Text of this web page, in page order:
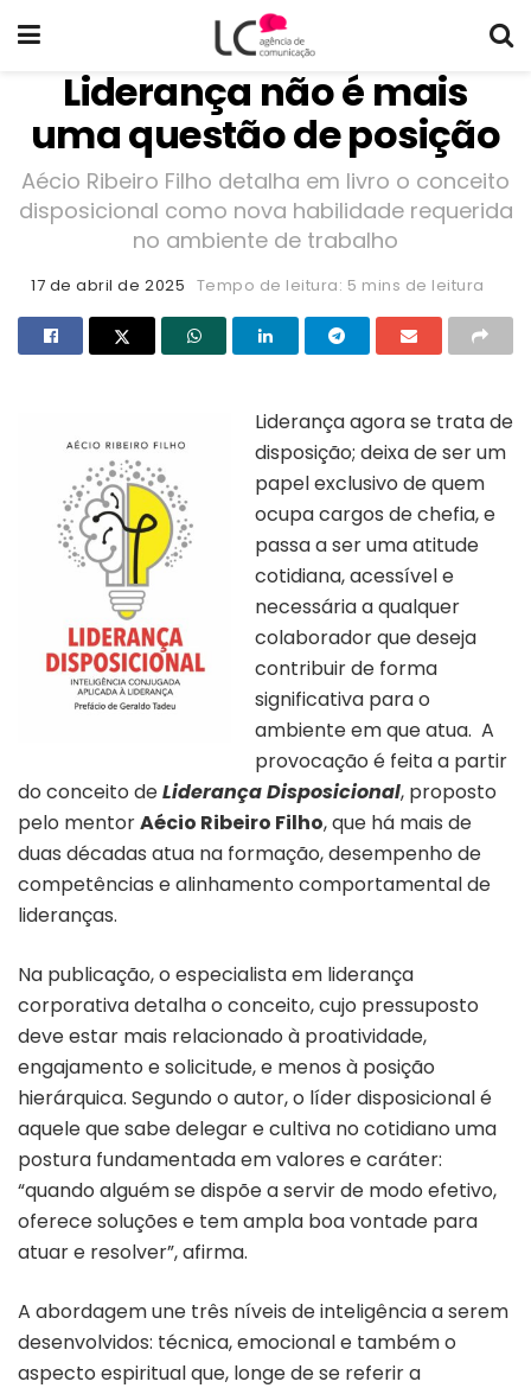
Liderança não é mais
uma questão de posição
Aécio Ribeiro Filho detalha em livro o conceito
disposicional como nova habilidade requerida
no ambiente de trabalho
17 de abril de 2025 Tempo de leitura: 5 mins de leitura
Liderança agora se trata de
disposição; deixa de ser um
papel exclusivo de quem
ocupa cargos de chefia, e
passa a ser uma atitude
cotidiana, acessível e
necessária a qualquer
colaborador que deseja
contribuir de forma
significativa para o
ambiente em que atua. A
provocação é feita a partir
do conceito deLiderança Disposicional, proposto
pelo mentorAécio Ribeiro Filho, que há mais de
duas décadas atua na formação, desempenho de
competências e alinhamento comportamental de
lideranças.
Na publicação, o especialista em liderança
corporativa detalha o conceito, cujo pressuposto
deve estar mais relacionado à proatividade,
engajamento e solicitude, e menos à posição
hierárquica. Segundo o autor, o líder disposicional é
aquele que sabe delegar e cultiva no cotidiano uma
postura fundamentada em valores e caráter:
“quando alguém se dispõe a servir de modo efetivo,
oferece soluções e tem ampla boa vontade para
atuar e resolver”, afirma.
A abordagem une três níveis de inteligência a serem
desenvolvidos: técnica, emocional e também o
aspecto espiritual que, longe de se referir a